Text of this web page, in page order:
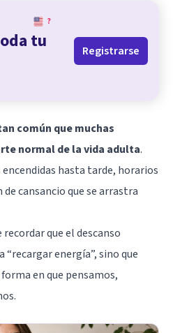
?
tu
Registrarse
común que muchas
normal de la vida adulta.
hasta tarde, horarios
cansancio que se arrastra
que el descanso
energía”, sino que
en que pensamos,